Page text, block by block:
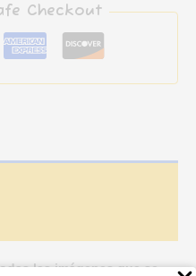
Checkout
las imágenes que se